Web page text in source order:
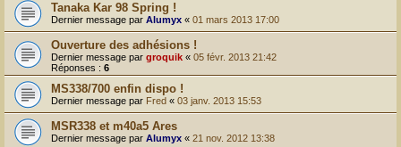
Tanaka Kar 98 Spring !
Dernier message par Alumyx « 01 mars 2013 17:00
Ouverture des adhésions !
Dernier message par groquik « 05 févr. 2013 21:42
Réponses : 6
MS338/700 enfin dispo !
Dernier message par Fred « 03 janv. 2013 15:53
MSR338 et m40a5 Ares
Dernier message par Alumyx « 21 nov. 2012 13:38